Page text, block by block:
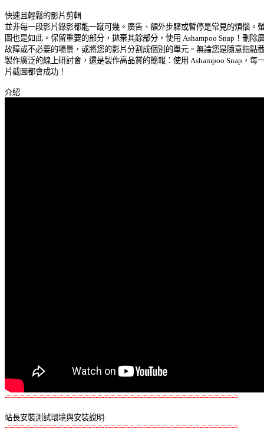
快速且輕鬆的影片剪輯
並非每一段影片錄影都能一蹴可幾。廣告、額外步驟或暫停是常見的煩惱。
圖也是如此。保留重要的部分，拋棄其餘部分，使用 Ashampoo Snap！刪除
故障或不必要的場景，或將您的影片分割成個別的單元。無論您是隨意指點
製作廣泛的線上研討會，還是製作高品質的簡報：使用 Ashampoo Snap，每
片截圖都會成功！
-=-=-=-=-=-=-=-=-=-=-=-=-=-=-=-=-=-=-=-=-=-=-=-=-=-=-=-=-=-=-=-=-=-=-=-=
站長安裝測試環境與安裝說明:
-=-=-=-=-=-=-=-=-=-=-=-=-=-=-=-=-=-=-=-=-=-=-=-=-=-=-=-=-=-=-=-=-=-=-=-=